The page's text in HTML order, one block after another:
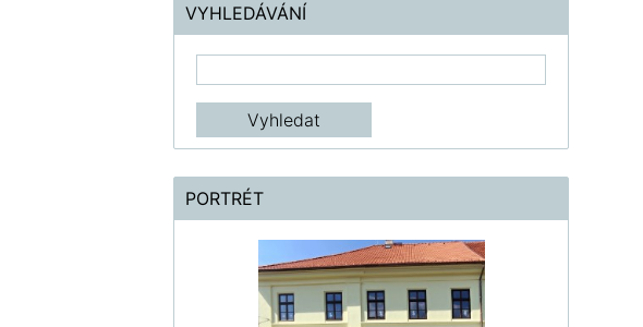
VYHLEDÁVÁNÍ
PORTRÉT